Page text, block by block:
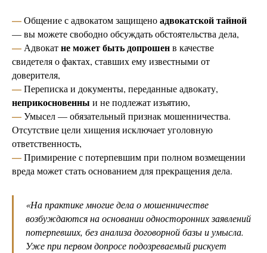
—Общение с адвокатом защищеноадвокатской тайной
— вы можете свободно обсуждать обстоятельства дела,
—Адвокатне может быть допрошенв качестве
свидетеля о фактах, ставших ему известными от
доверителя,
—Переписка и документы, переданные адвокату,
неприкосновенны и не подлежат изъятию,
—Умысел — обязательный признак мошенничества.
Отсутствие цели хищения исключает уголовную
ответственность,
—Примирение с потерпевшим при полном возмещении
вреда может стать основанием для прекращения дела.
«На практике многие дела о мошенничестве
возбуждаются на основании односторонних заявлений
потерпевших, без анализа договорной базы и умысла.
Уже при первом допросе подозреваемый рискует